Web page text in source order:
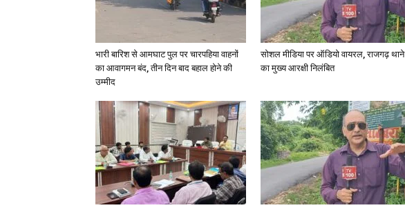
भारी बारिश से आमघाट पुल पर चारपहिया वाहनों
का आवागमन बंद, तीन दिन बाद बहाल होने की
उम्मीद
सोशल मीडिया पर ऑडियो वायरल, राजगढ़ थाने
का मुख्य आरक्षी निलंबित